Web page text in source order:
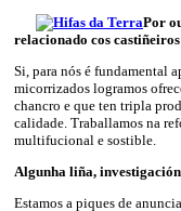
Por
relacionado cos
Si, para nós é fundamental
micorrizados logramos
chancro e que ten tripla
calidade. Traballamos na
multifucional e sostible.
Algunha liña, investigación
Estamos a piques de